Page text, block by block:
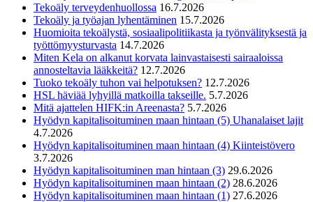
Tekoäly terveydenhuollossa 16.7.2026
Tekoäly ja työajan lyhentäminen 15.7.2026
Huomioita tekoälystä, sosiaalipolitiikasta ja työnvälityksestä ja
työttömyysturvasta 14.7.2026
Miten Kela on alkanut korvata lainvastaisesti sairaaloissa
annosteltavia lääkkeitä? 12.7.2026
Tuoko tekoäly tuhon vai helpotuksen? 12.7.2026
HSL häviää lyhyillä matkoilla takseille. 5.7.2026
Mitä ajattelen HIFK:in Areenasta? 5.7.2026
Hyödyn kapitalisoituminen maan hintaan (5) Uhanalaiset lajit
4.7.2026
Hyödyn kapitalisoituminen maan hintaan (4) Kiinteistövero
3.7.2026
Hyödyn kapitalisoituminen man hintaan (3) 29.6.2026
Hyödyn kapitalisoituminen maan hintaan (2) 28.6.2026
Hyödyn kapitalisoituminen maan hintaan (1) 27.6.2026